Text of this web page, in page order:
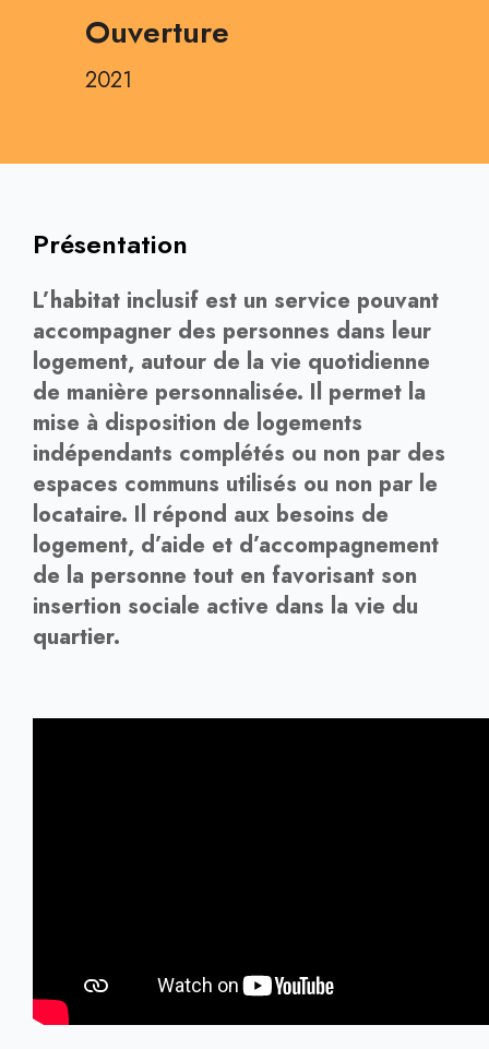
Ouverture
2021
Présentation
L’habitat inclusif est un service pouvant
accompagner des personnes dans leur
logement, autour de la vie quotidienne
de manière personnalisée. Il permet la
mise à disposition de logements
indépendants complétés ou non par des
espaces communs utilisés ou non par le
locataire. Il répond aux besoins de
logement, d’aide et d’accompagnement
de la personne tout en favorisant son
insertion sociale active dans la vie du
quartier.